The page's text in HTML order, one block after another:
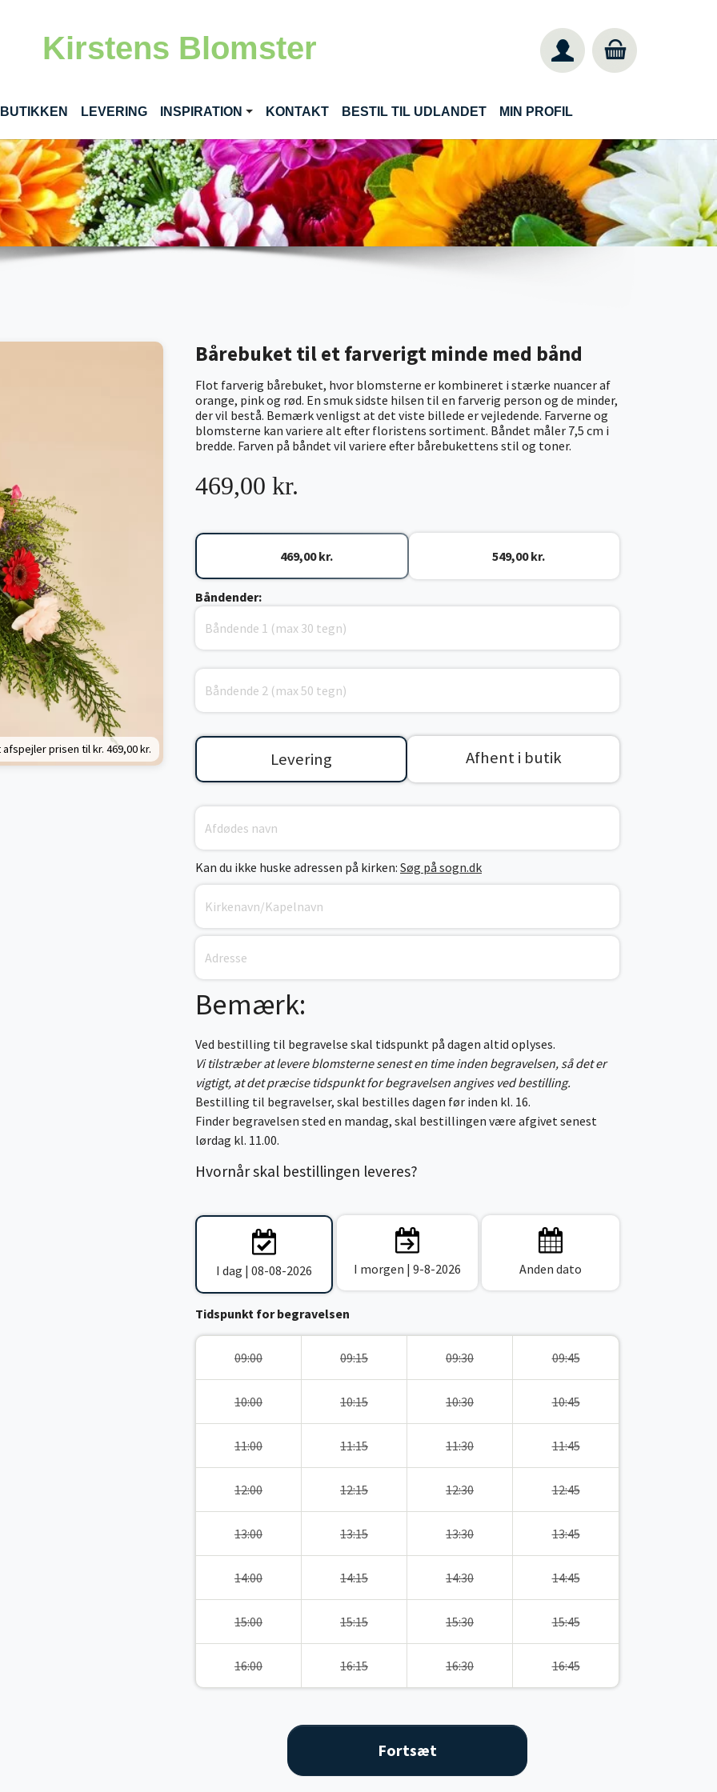
Kirstens Blomster
LEVERING INSPIRATION KONTAKT BESTIL TIL UDLANDET MIN PROFIL
prisen til kr. 469,00 kr.
Bårebuket til et farverigt minde med bånd
Flot farverig bårebuket, hvor blomsterne er kombineret i stærke nuancer af
orange, pink og rød. En smuk sidste hilsen til en farverig person og de minder,
der vil bestå. Bemærk venligst at det viste billede er vejledende. Farverne og
blomsterne kan variere alt efter floristens sortiment. Båndet måler 7,5 cm i
bredde. Farven på båndet vil variere efter bårebukettens stil og toner.
469,00 kr.
469,00 kr. 549,00 kr.
Båndender:
Levering Afhent i butik
Kan du ikke huske adressen på kirken: Søg på sogn.dk
Bemærk:
Ved bestilling til begravelse skal tidspunkt på dagen altid oplyses.
Vi tilstræber at levere blomsterne senest en time inden begravelsen, så det er
vigtigt, at det præcise tidspunkt for begravelsen angives ved bestilling.
Bestilling til begravelser, skal bestilles dagen før inden kl. 16.
Finder begravelsen sted en mandag, skal bestillingen være afgivet senest
lørdag kl. 11.00.
Hvornår skal bestillingen leveres?
I dag | 08-08-2026 I morgen | 9-8-2026 Anden dato
Tidspunkt for begravelsen
09:00 09:15 09:30 09:45
10:00 10:15 10:30 10:45
11:00 11:15 11:30 11:45
12:00 12:15 12:30 12:45
13:00 13:15 13:30 13:45
14:00 14:15 14:30 14:45
15:00 15:15 15:30 15:45
16:00 16:15 16:30 16:45